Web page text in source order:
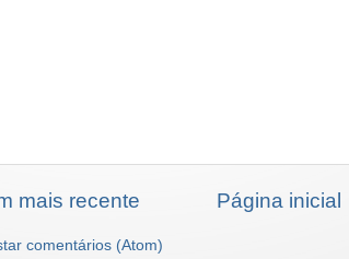
mais recente Página inicial
comentários (Atom)